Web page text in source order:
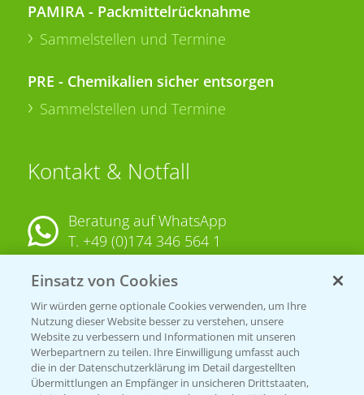
PAMIRA - Packmittelrücknahme
Sammelstellen und Termine
PRE - Chemikalien sicher entsorgen
Sammelstellen und Termine
Kontakt & Notfall
Beratung auf WhatsApp
T. +49 (0)174 346 564 1
KONTAKT
Hilfe in Notfällen
T.+49 (0)214/30-20220
Einsatz von Cookies
Wir würden gerne optionale Cookies verwenden, um Ihre
Nutzung dieser Website besser zu verstehen, unsere
Website zu verbessern und Informationen mit unseren
Werbepartnern zu teilen. Ihre Einwilligung umfasst auch
die in der Datenschutzerklärung im Detail dargestellten
Übermittlungen an Empfänger in unsicheren Drittstaaten,